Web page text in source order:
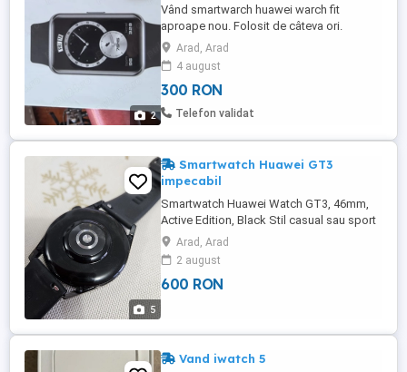
2
Vând smartwarch huawei warch fit
aproape nou. Folosit de câteva ori.
Conectare cu telefon., mesagerie,
WhatsApp, funcții sport, monitorizare
sănătate, etc.
Arad, Arad
4 august
300 RON
Telefon validat
5
Smartwatch Huawei GT3
impecabil
Smartwatch Huawei Watch GT3, 46mm,
Active Edition, Black Stil casual sau sport
Material carcasa inox si plastic
Arad, Arad
2 august
600 RON
Vand iwatch 5